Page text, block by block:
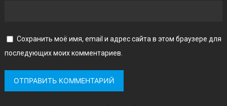
Сохранить моё имя, email и адрес сайта в этом браузере для
последующих моих комментариев.